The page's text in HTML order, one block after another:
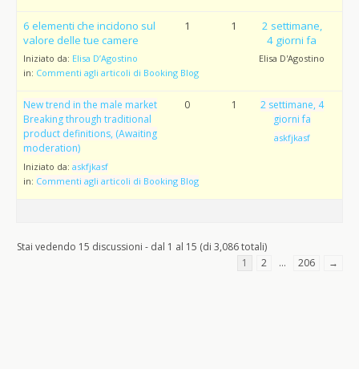
6 elementi che incidono sul
valore delle tue camere
Iniziato da: Elisa D’Agostino
in: Commenti agli articoli di Booking Blog
1 1
2 settimane,
4 giorni fa
Elisa D'Agostino
New trend in the male market
Breaking through traditional
product definitions, (Awaiting
moderation)
Iniziato da: askfjkasf
in: Commenti agli articoli di Booking Blog
0 1
2 settimane, 4
giorni fa
askfjkasf
Stai vedendo 15 discussioni - dal 1 al 15 (di 3,086 totali)
1
2 … 206 →